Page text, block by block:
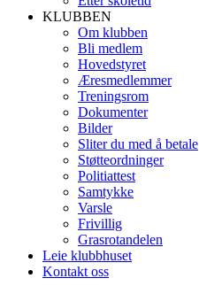
KLUBBEN
Om klubben
Bli medlem
Hovedstyret
Æresmedlemmer
Treningsrom
Dokumenter
Bilder
Sliter du med å betale
Støtteordninger
Politiattest
Samtykke
Varsle
Frivillig
Grasrotandelen
Leie klubbhuset
Kontakt oss